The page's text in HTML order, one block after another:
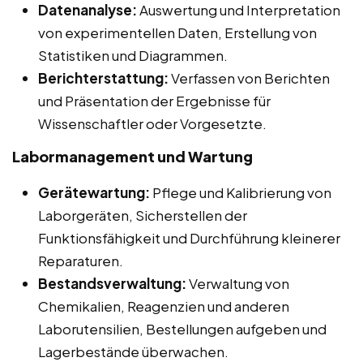
Datenanalyse:Auswertung und Interpretation
von experimentellen Daten, Erstellung von
Statistiken und Diagrammen.
Berichterstattung:Verfassen von Berichten
und Präsentation der Ergebnisse für
Wissenschaftler oder Vorgesetzte.
Labormanagement und Wartung
Gerätewartung: Pflege und Kalibrierung von
Laborgeräten, Sicherstellen der
Funktionsfähigkeit und Durchführung kleinerer
Reparaturen.
Bestandsverwaltung:Verwaltung von
Chemikalien, Reagenzien und anderen
Laborutensilien, Bestellungen aufgeben und
Lagerbestände überwachen.